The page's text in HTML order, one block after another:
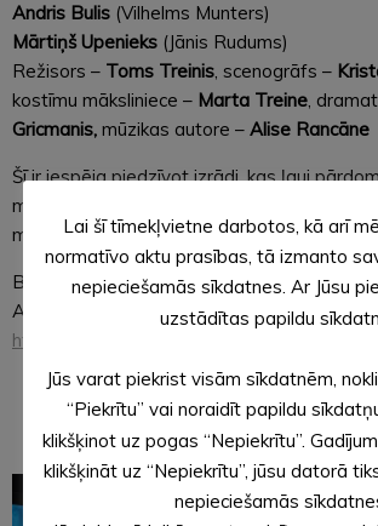
Andris Bulis (Vilhelms Munters)
Mārtiņš Upenieks (Jānis Rudums)
Režisors – Toms Treinis, scenogrāfs –
kostīmu māksliniece – Marta Treine,
Gricmanis, mūzikas autore – Alise Rancāne
Šī ir iespēja piedzīvot izrādi, kas ļauj
mūsu vēstures notikumus, to atstātos
mūsdienās.
Biļetes: jebkurā Biļešu Paradīzes
Alūksnes Kultūras centra kasē vai
https://www.bilesuparadize.lv/lv/event/
Lai šī tīmekļvietne darbotos, kā arī
normatīvo aktu prasības, tā izmanto
nepieciešamās sīkdatnes. Ar Jūsu
uzstādītas papildu
Jūs varat piekrist visām sīkdatnēm,
“Piekrītu” vai noraidīt papildu
klikšķinot uz pogas “Nepiekrītu”.
klikšķināt uz “Nepiekrītu”, jūsu datorā
nepieciešamās